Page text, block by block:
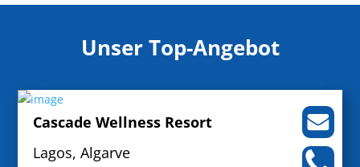
Unser Top-Angebot
Cascade Wellness Resort
Lagos, Algarve